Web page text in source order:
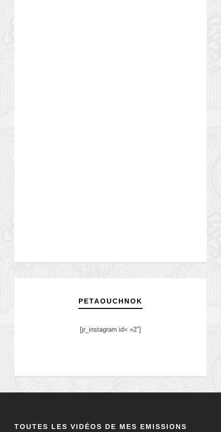
PETAOUCHNOK
[jr_instagram id= »2″]
TOUTES LES VIDÉOS DE MES EMISSIONS